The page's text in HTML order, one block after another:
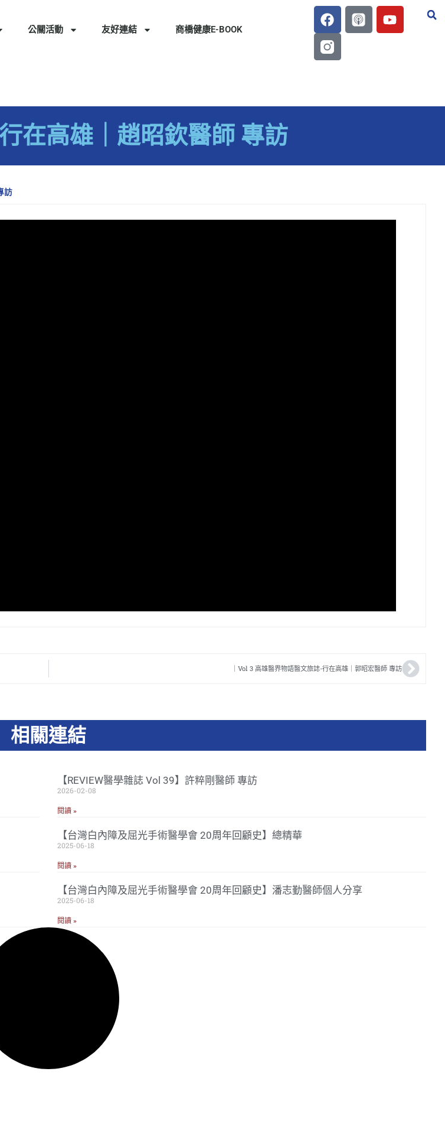
公關活動 友好連結 商橋健康E-BOOK
在高雄｜趙昭欽醫師 專訪
訪
｜Vol 3 高雄醫界物語醫文旅誌-行在高雄｜郭昭宏醫師 專訪
相關連結
【REVIEW醫學雜誌 Vol 39】許粹剛醫師 專訪
2026-02-08
閱讀 »
【台灣白內障及屈光手術醫學會 20周年回顧史】總精華
2025-06-18
閱讀 »
【台灣白內障及屈光手術醫學會 20周年回顧史】潘志勤醫師個人分享
2025-06-18
閱讀 »